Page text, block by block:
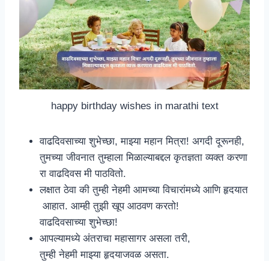
happy birthday wishes in marathi text
वाढदिवसाच्या शुभेच्छा, माझ्या महान मित्रा! अगदी दूरूनही,
तुमच्या जीवनात तुम्हाला मिळाल्याबद्दल कृतज्ञता व्यक्त करणा
रा वाढदिवस मी पाठवितो.
लक्षात ठेवा की तुम्ही नेहमी आमच्या विचारांमध्ये आणि हृदयात
आहात. आम्ही तुझी खूप आठवण करतो!
वाढदिवसाच्या शुभेच्छा!
आपल्यामध्ये अंतराचा महासागर असला तरी,
तुम्ही नेहमी माझ्या हृदयाजवळ असता.